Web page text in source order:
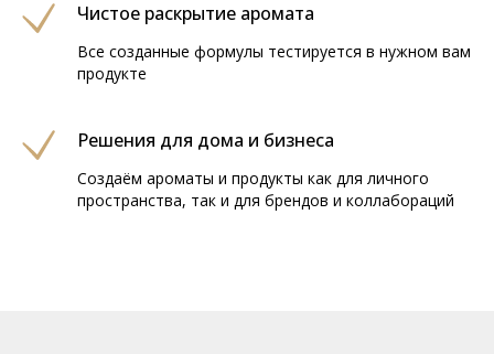
Чистое раскрытие аромата
Все созданные формулы тестируется в нужном вам
продукте
Решения для дома и бизнеса
Создаём ароматы и продукты как для личного
пространства, так и для брендов и коллабораций